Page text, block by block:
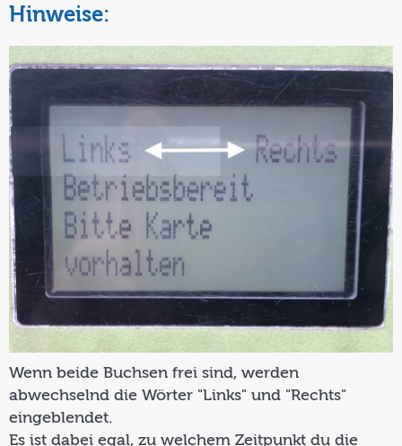
Hinweise:
Wenn beide Buchsen frei sind, werden
abwechselnd die Wörter "Links" und "Rechts"
eingeblendet.
Es ist dabei egal, zu welchem Zeitpunkt du die